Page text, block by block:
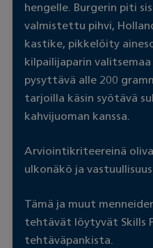
hengelle. Burgerin piti
valmistettu pihvi,
kastike, pikkelöity
kilpailijaparin
pysyttävä alle 200
tarjoilla käsin syötävä
kahvijuoman kanssa.
Arviointikriteereinä
ulkonäkö ja
Tämä ja muut
tehtävät löytyvät Skills
tehtäväpankista.